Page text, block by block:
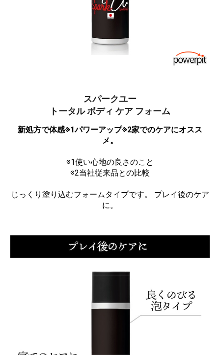
スパークユー
トータル ボディ ケア フォーム
新処方で体感※1パワーアップ※2家でのケアにオスス
メ。
※1使い心地の良さのこと
※2当社従来品との比較
じっくり塗り込むフォームタイプです。 プレイ後のケア
に。
格闘技
エアロバイク
ジョンソン (JOHNSON)
リカバリーウエア
サウナスーツ
その他
オリジナル
ザムスト
リガード
DM